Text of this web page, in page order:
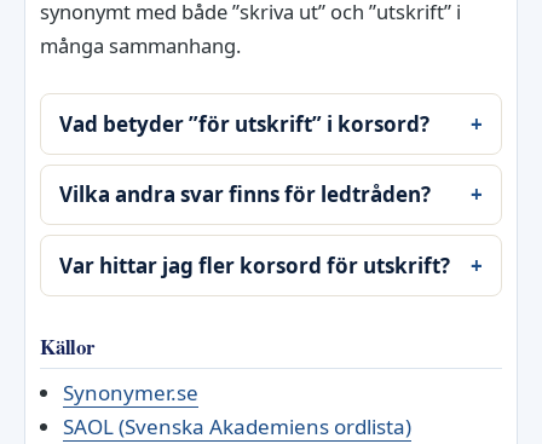
synonymt med både ”skriva ut” och ”utskrift” i
många sammanhang.
Vad betyder ”för utskrift” i korsord?
Vilka andra svar finns för ledtråden?
Var hittar jag fler korsord för utskrift?
Källor
Synonymer.se
SAOL (Svenska Akademiens ordlista)